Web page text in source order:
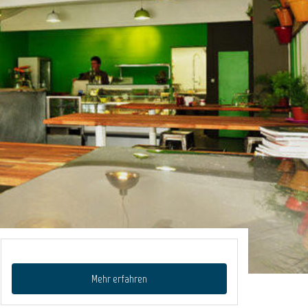
Mehr erfahren